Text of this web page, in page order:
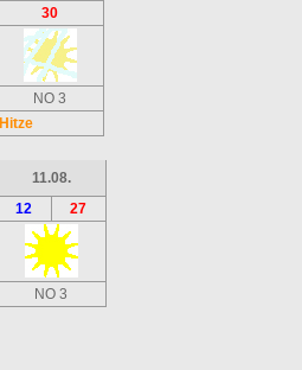
30
NO 3
Hitze
11.08.
12 27
NO 3